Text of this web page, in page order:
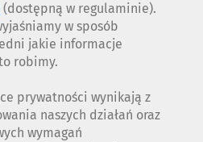
(dostępną w regulaminie).
w sposób
jakie informacje
robimy.
prywatności wynikają z
naszych działań oraz
wymagań